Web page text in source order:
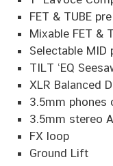
FET & TUBE
Mixable FET &
Selectable MID
TILT ‘EQ
XLR Balanced
3.5mm phones
3.5mm stereo
FX loop
Ground Lift